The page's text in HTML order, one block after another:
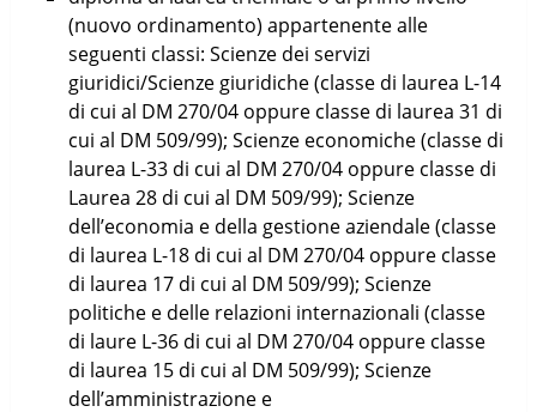
(nuovo ordinamento) appartenente alle
seguenti classi: Scienze dei servizi
giuridici/Scienze giuridiche (classe di laurea L-14
di cui al DM 270/04 oppure classe di laurea 31 di
cui al DM 509/99); Scienze economiche (classe di
laurea L-33 di cui al DM 270/04 oppure classe di
Laurea 28 di cui al DM 509/99); Scienze
dell’economia e della gestione aziendale (classe
di laurea L-18 di cui al DM 270/04 oppure classe
di laurea 17 di cui al DM 509/99); Scienze
politiche e delle relazioni internazionali (classe
di laure L-36 di cui al DM 270/04 oppure classe
di laurea 15 di cui al DM 509/99); Scienze
dell’amministrazione e